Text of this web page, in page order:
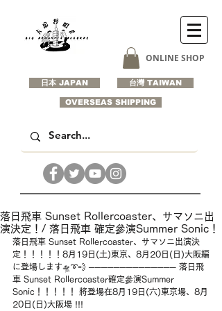
日本 JAPAN
ONLINE SHOP
台灣 TAIWAN
OVERSEAS SHIPPING
落日飛車 Sunset Rollercoaster、サマソニ出
演決定！/ 落日飛車 確定參演Summer Sonic！
落日飛車 Sunset Rollercoaster、サマソニ出演決
定！！！！！8月19日(土)東京、8月20日(日)大阪編
に登場します🛸➰💨 ⁡────────────── 落日飛
車 Sunset Rollercoaster確定參演Summer
Sonic！！！！！ 將登場在8月19日(六)東京場、8月
20日(日)大阪場 !!!